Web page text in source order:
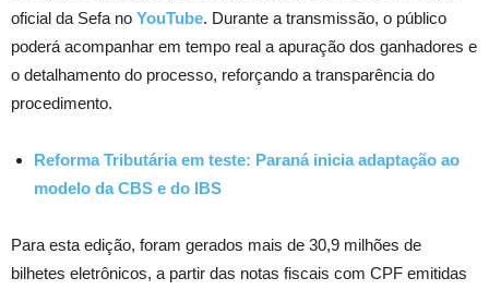
oficial da Sefa no YouTube. Durante a transmissão, o público
poderá acompanhar em tempo real a apuração dos ganhadores e
o detalhamento do processo, reforçando a transparência do
procedimento.
Reforma Tributária em teste: Paraná inicia adaptação ao
modelo da CBS e do IBS
Para esta edição, foram gerados mais de 30,9 milhões de
bilhetes eletrônicos, a partir das notas fiscais com CPF emitidas